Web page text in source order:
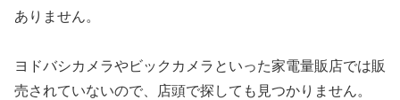
ありません。
ヨドバシカメラやビックカメラといった家電量販店では販
売されていないので、店頭で探しても見つかりません。